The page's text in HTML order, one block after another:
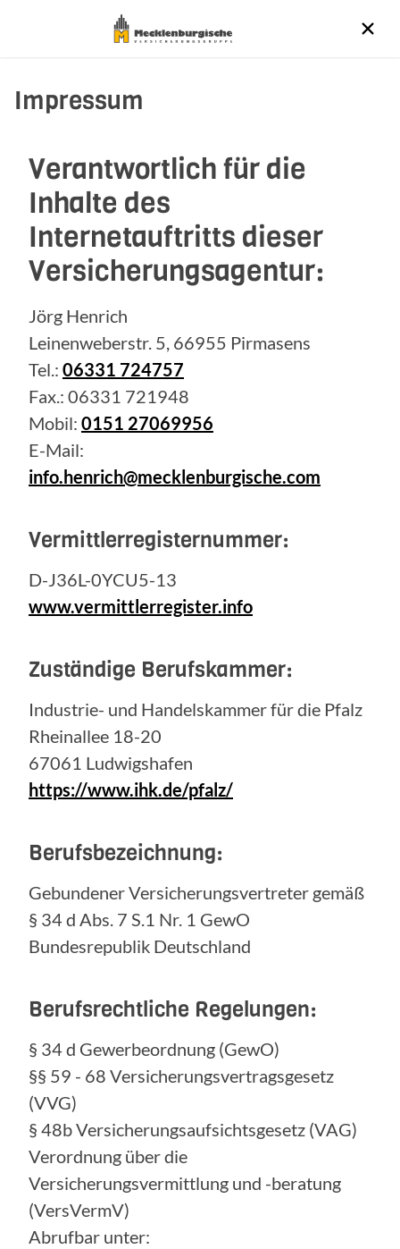
Impressum
Verantwortlich für die
Inhalte des
Internetauftritts dieser
Versicherungsagentur:
Jörg Henrich
Leinenweberstr. 5, 66955 Pirmasens
Tel.: 06331 724757
Fax.: 06331 721948
Mobil: 0151 27069956
E-Mail:
info.henrich@mecklenburgische.com
Vermittlerregisternummer:
D-J36L-0YCU5-13
www.vermittlerregister.info
Zuständige Berufskammer:
Industrie- und Handelskammer für die Pfalz
Rheinallee 18-20
67061 Ludwigshafen
https://www.ihk.de/pfalz/
Berufsbezeichnung:
Gebundener Versicherungsvertreter gemäß
§ 34 d Abs. 7 S.1 Nr. 1 GewO
Bundesrepublik Deutschland
Berufsrechtliche Regelungen:
§ 34 d Gewerbeordnung (GewO)
§§ 59 - 68 Versicherungsvertragsgesetz
(VVG)
§ 48b Versicherungsaufsichtsgesetz (VAG)
Verordnung über die
Versicherungsvermittlung und -beratung
(VersVermV)
Abrufbar unter: